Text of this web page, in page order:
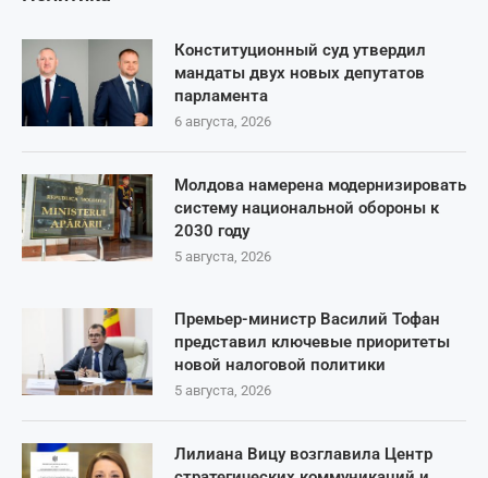
Конституционный суд утвердил
мандаты двух новых депутатов
парламента
6 августа, 2026
Молдова намерена модернизировать
систему национальной обороны к
2030 году
5 августа, 2026
Премьер-министр Василий Тофан
представил ключевые приоритеты
новой налоговой политики
5 августа, 2026
Лилиана Вицу возглавила Центр